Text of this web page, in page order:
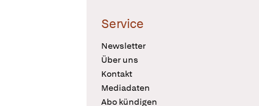
Service
Newsletter
Über uns
Kontakt
Mediadaten
Abo kündigen